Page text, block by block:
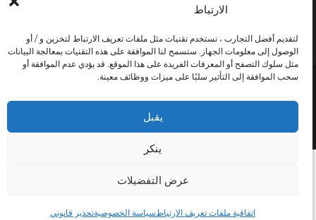
الارتباط
لتقديم أفضل التجارب ، نستخدم تقنيات مثل ملفات تعريف الارتباط لتخزين و / أو
الوصول إلى معلومات الجهاز. ستسمح لنا الموافقة على هذه التقنيات بمعالجة البيانات
مثل سلوك التصفح أو المعرفات الفريدة على هذا الموقع. قد يؤدي عدم الموافقة أو
سحب الموافقة إلى التأثير سلبًا على ميزات ووظائف معينة.
يقبل
ينكر
عرض التفضيلات
اتفاقية ملفات تعريف الارتباطسياسة الخصوصيةتحذير قانوني
اتفاقية ملفات تعريف الارتباط
Instituto Hispánico de Murcia © 2026